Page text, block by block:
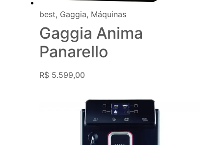
best, Gaggia, Máquinas
Gaggia Anima
Panarello
R$ 5.599,00